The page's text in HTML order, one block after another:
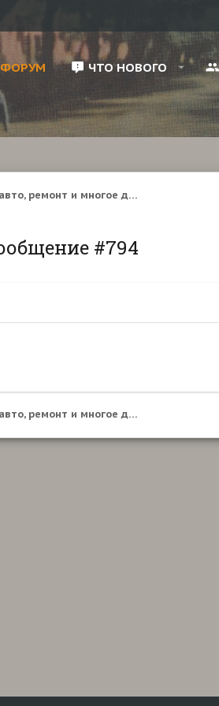
ФОРУМ ЧТО НОВОГО
Заморские ретроавто, ремонт и многое другое
#794
Заморские ретроавто, ремонт и многое другое